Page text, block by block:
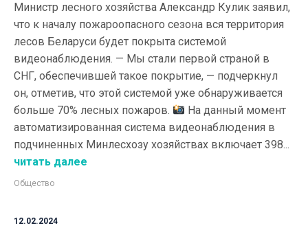
Министр лесного хозяйства Александр Кулик заявил,
что к началу пожароопасного сезона вся территория
лесов Беларуси будет покрыта системой
видеонаблюдения. — Мы стали первой страной в
СНГ, обеспечившей такое покрытие, — подчеркнул
он, отметив, что этой системой уже обнаруживается
больше 70% лесных пожаров.
На данный момент
автоматизированная система видеонаблюдения в
подчиненных Минлесхозу хозяйствах включает 398...
читать далее
Общество
12.02.2024